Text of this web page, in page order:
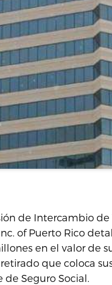
de Intercambio de
of Puerto Rico
en el valor de
que coloca
Seguro Social.